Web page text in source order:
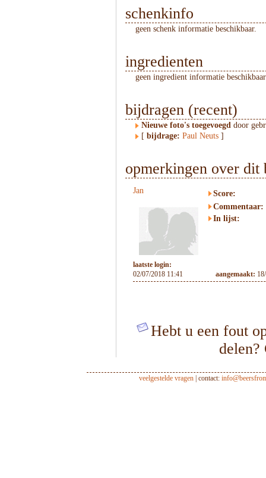
schenkinfo
geen schenk informatie beschikbaar.
ingredienten
geen ingredient informatie
bijdragen (recent)
Nieuwe foto's toegevoegd door
[ bijdrage: Paul Neuts ]
opmerkingen over dit
Jan
Score:
Commentaar:
In lijst:
laatste login:
02/07/2018 11:41
aangemaakt:
Hebt u een fout
veelgestelde vragen| contact: